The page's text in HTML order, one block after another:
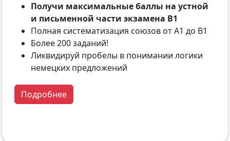
Получи максимальные баллы на устной
и письменной части экзамена B1
Полная систематизация союзов от A1 до B1
Более 200 заданий!
Ликвидируй пробелы в понимании логики
немецких предложений
Подробнее